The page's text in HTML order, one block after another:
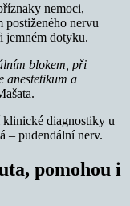
nemoci,
postiženého nervu
jemném dotyku.
blokem, při
anestetikum a
klinické diagnostiky u
– pudendální nerv.
pomohou i